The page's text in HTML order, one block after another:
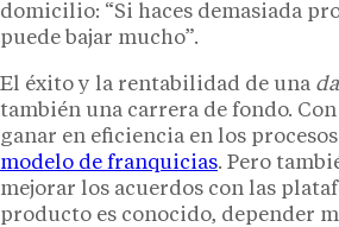
domicilio: “Si haces demasiada
puede bajar mucho”.
El éxito y la rentabilidad de una
también una carrera de fondo.
ganar en eficiencia en los
modelo de franquicias. Pero
mejorar los acuerdos con las
producto es conocido, depender